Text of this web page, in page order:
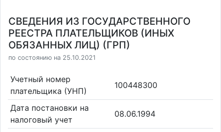
СВЕДЕНИЯ ИЗ ГОСУДАРСТВЕННОГО
РЕЕСТРА ПЛАТЕЛЬЩИКОВ (ИНЫХ
ОБЯЗАННЫХ ЛИЦ) (ГРП)
по состоянию на 25.10.2021
Учетный номер
плательщика (УНП)
100448300
Дата постановки на
налоговый учет
08.06.1994